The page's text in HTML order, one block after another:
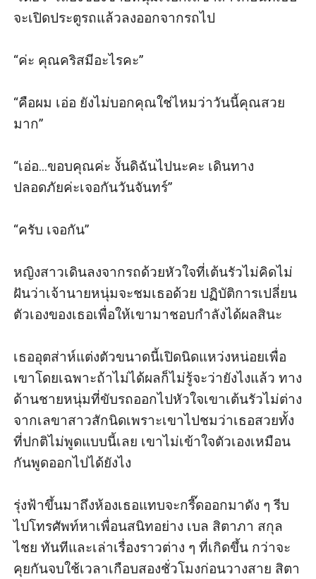
จะเปิดประตูรถแล้วลงออกจากรถไป
“ค่ะ คุณคริสมีอะไรคะ”
“คือผม เอ่อ ยังไม่บอกคุณใช่ไหมว่าวันนี้คุณสวย
มาก”
“เอ่อ...ขอบคุณค่ะ งั้นดิฉันไปนะคะ เดินทาง
ปลอดภัยค่ะเจอกันวันจันทร์”
“ครับ เจอกัน”
หญิงสาวเดินลงจากรถด้วยหัวใจที่เต้นรัวไม่คิดไม่
ฝันว่าเจ้านายหนุ่มจะชมเธอด้วย ปฏิบัติการเปลี่ยน
ตัวเองของเธอเพื่อให้เขามาชอบกำลังได้ผลสินะ
เธออุตส่าห์แต่งตัวขนาดนี้เปิดนิดแหว่งหน่อยเพื่อ
เขาโดยเฉพาะถ้าไม่ได้ผลก็ไม่รู้จะว่ายังไงแล้ว ทาง
ด้านชายหนุ่มที่ขับรถออกไปหัวใจเขาเต้นรัวไม่ต่าง
จากเลขาสาวสักนิดเพราะเขาไปชมว่าเธอสวยทั้ง
ที่ปกติไม่พูดแบบนี้เลย เขาไม่เข้าใจตัวเองเหมือน
กันพูดออกไปได้ยังไง
รุ่งฟ้าขึ้นมาถึงห้องเธอแทบจะกรี๊ดออกมาดัง ๆ รีบ
ไปโทรศัพท์หาเพื่อนสนิทอย่าง เบล สิตาภา สกุล
ไชย ทันทีและเล่าเรื่องราวต่าง ๆ ที่เกิดขึ้น กว่าจะ
คุยกันจบใช้เวลาเกือบสองชั่วโมงก่อนวางสาย สิตา